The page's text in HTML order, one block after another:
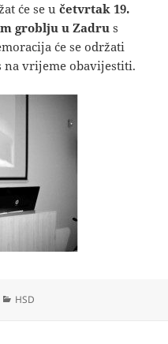
će se učetvrtak 19.
groblju u Zadrus
će se održati
na vrijeme obavijestiti.
Kategorije
HSD